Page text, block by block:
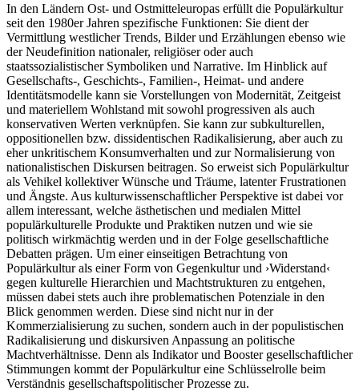
In den Ländern Ost- und Ostmitteleuropas erfüllt die Populärkultur
seit den 1980er Jahren spezifische Funktionen: Sie dient der
Vermittlung westlicher Trends, Bilder und Erzählungen ebenso wie
der Neudefinition nationaler, religiöser oder auch
staatssozialistischer Symboliken und Narrative. Im Hinblick auf
Gesellschafts-, Geschichts-, Familien-, Heimat- und andere
Identitätsmodelle kann sie Vorstellungen von Modernität, Zeitgeist
und materiellem Wohlstand mit sowohl progressiven als auch
konservativen Werten verknüpfen. Sie kann zur subkulturellen,
oppositionellen bzw. dissidentischen Radikalisierung, aber auch zu
eher unkritischem Konsumverhalten und zur Normalisierung von
nationalistischen Diskursen beitragen. So erweist sich Populärkultur
als Vehikel kollektiver Wünsche und Träume, latenter Frustrationen
und Ängste. Aus kulturwissenschaftlicher Perspektive ist dabei vor
allem interessant, welche ästhetischen und medialen Mittel
populärkulturelle Produkte und Praktiken nutzen und wie sie
politisch wirkmächtig werden und in der Folge gesellschaftliche
Debatten prägen. Um einer einseitigen Betrachtung von
Populärkultur als einer Form von Gegenkultur und ›Widerstand‹
gegen kulturelle Hierarchien und Machtstrukturen zu entgehen,
müssen dabei stets auch ihre problematischen Potenziale in den
Blick genommen werden. Diese sind nicht nur in der
Kommerzialisierung zu suchen, sondern auch in der populistischen
Radikalisierung und diskursiven Anpassung an politische
Machtverhältnisse. Denn als Indikator und Booster gesellschaftlicher
Stimmungen kommt der Populärkultur eine Schlüsselrolle beim
Verständnis gesellschaftspolitischer Prozesse zu.